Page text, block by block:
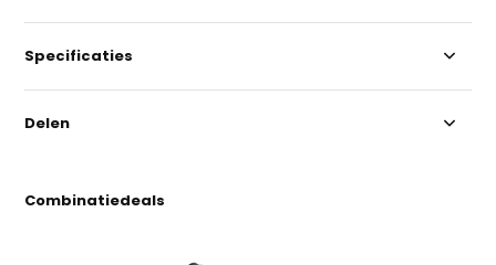
Combinatiedeals
Specificaties
Delen